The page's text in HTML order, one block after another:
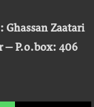
Zaatari
– P.o.box: 406